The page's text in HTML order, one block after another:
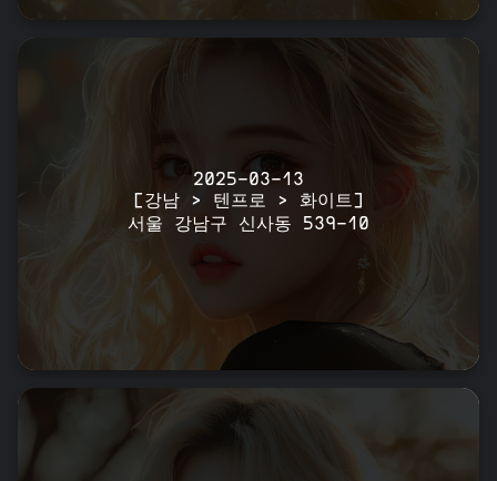
2025-03-13
[강남 > 텐프로 > 화이트]
서울 강남구 신사동 539-10